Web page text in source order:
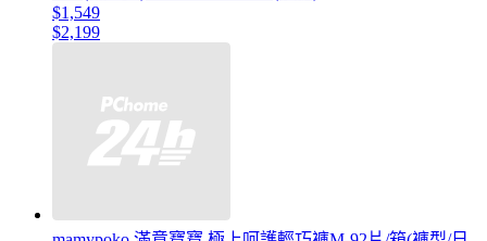
$1,549
$2,199